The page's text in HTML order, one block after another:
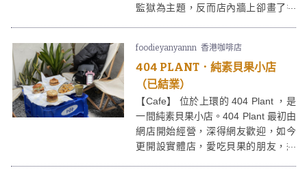
監獄為主題，反而店內牆上卻畫了多
麼共通點？他們在花廳裡做甚麼？這
個留待大家思考。老二花廳每個角落
都經過精心佈置，低調地表現藝術，
陰暗地帶出玩味。
foodieyanyannn 香港咖啡店
404 PLANT．純素貝果小店
（已結業）
【Cafe】 位於上環的 404 Plant ，是
一間純素貝果小店。404 Plant 最初由
網店開始經營，深得網友歡迎，如今
更開設實體店，愛吃貝果的朋友，想